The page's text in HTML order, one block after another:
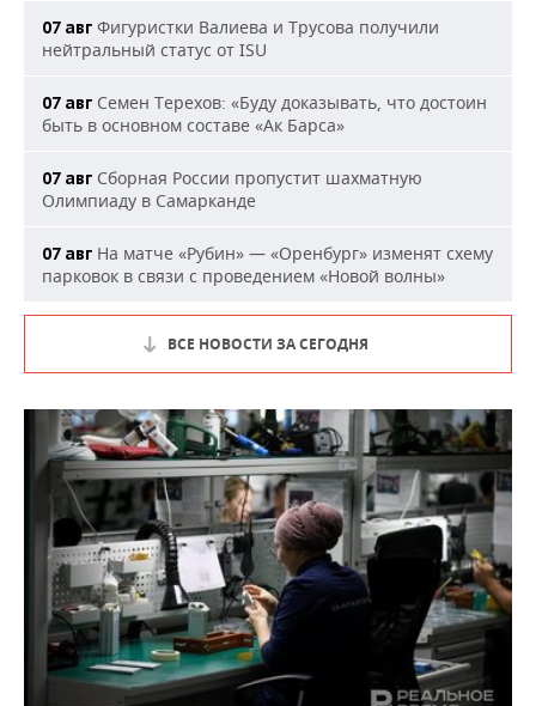
07 авг Фигуристки Валиева и Трусова получили
нейтральный статус от ISU
07 авг Семен Терехов: «Буду доказывать, что достоин
быть в основном составе «Ак Барса»
07 авг Сборная России пропустит шахматную
Олимпиаду в Самарканде
07 авг На матче «Рубин» — «Оренбург» изменят схему
парковок в связи с проведением «Новой волны»
ВСЕ НОВОСТИ ЗА СЕГОДНЯ